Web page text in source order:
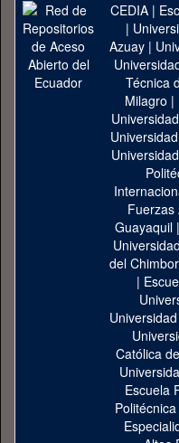
CEDIA|
|
Azuay|
Técnica
Milagro |
Fuerzas
Guayaquil|
del
|
Católica
Escuela